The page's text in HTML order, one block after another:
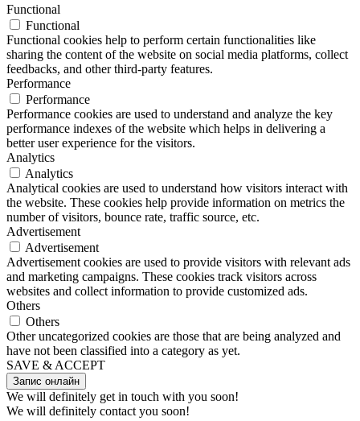
Functional
Functional
Functional cookies help to perform certain functionalities like
sharing the content of the website on social media platforms, collect
feedbacks, and other third-party features.
Performance
Performance
Performance cookies are used to understand and analyze the key
performance indexes of the website which helps in delivering a
better user experience for the visitors.
Analytics
Analytics
Analytical cookies are used to understand how visitors interact with
the website. These cookies help provide information on metrics the
number of visitors, bounce rate, traffic source, etc.
Advertisement
Advertisement
Advertisement cookies are used to provide visitors with relevant ads
and marketing campaigns. These cookies track visitors across
websites and collect information to provide customized ads.
Others
Others
Other uncategorized cookies are those that are being analyzed and
have not been classified into a category as yet.
SAVE & ACCEPT
Запис онлайн
We will definitely get in touch with you soon!
We will definitely contact you soon!